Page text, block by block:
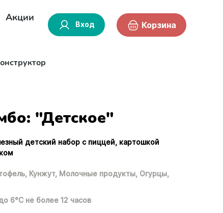
Акции
Вход Корзина
"Детское"
детский набор с пиццей, картошкой
Кунжут, Молочные продукты, Огурцы,
6°С не более 12 часов